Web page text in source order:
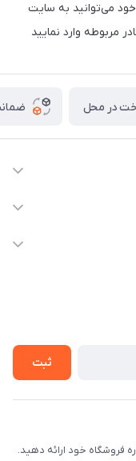
می‌توانید به سایت
مربوطه وارد نمایید
در محل
ثبت
فروشگاه خود ارائه دهید.